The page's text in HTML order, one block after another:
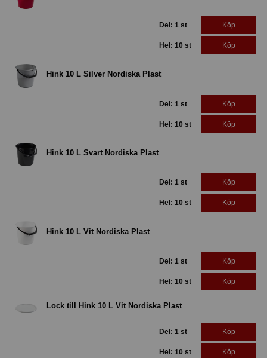
Del: 1 st Köp
Hel: 10 st Köp
Hink 10 L Silver Nordiska Plast
Del: 1 st Köp
Hel: 10 st Köp
Hink 10 L Svart Nordiska Plast
Del: 1 st Köp
Hel: 10 st Köp
Hink 10 L Vit Nordiska Plast
Del: 1 st Köp
Hel: 10 st Köp
Lock till Hink 10 L Vit Nordiska Plast
Del: 1 st Köp
Hel: 10 st Köp